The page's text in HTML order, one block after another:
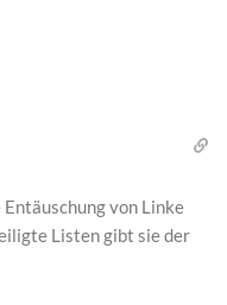
von Linke
Listen gibt sie der